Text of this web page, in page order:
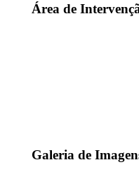
Área de
Galeria de